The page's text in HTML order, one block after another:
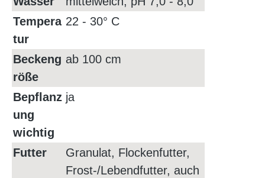
Tempera
tur
22 - 30° C
Beckeng
röße
ab 100 cm
Bepflanz
ung
wichtig
ja
Futter
Granulat, Flockenfutter,
Frost-/Lebendfutter, auch